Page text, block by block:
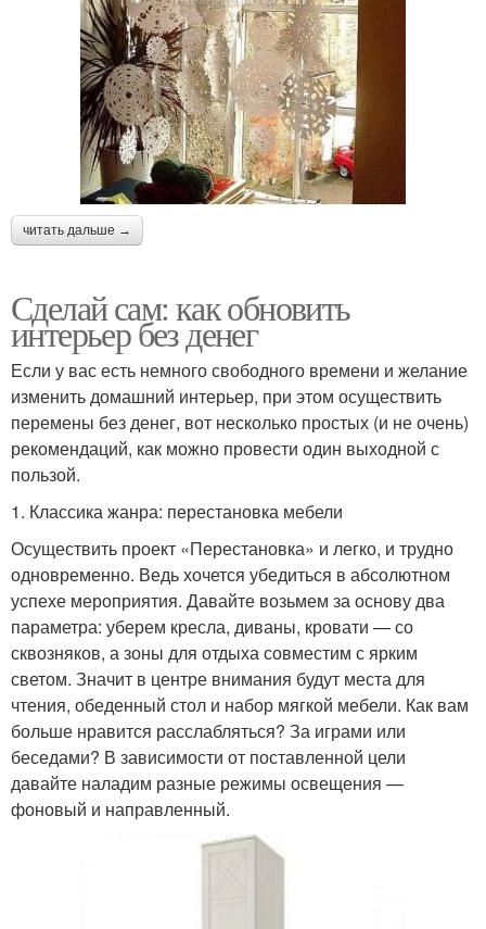
читать дальше →
Сделай сам: как обновить
интерьер без денег
Если у вас есть немного свободного времени и желание
изменить домашний интерьер, при этом осуществить
перемены без денег, вот несколько простых (и не очень)
рекомендаций, как можно провести один выходной с
пользой.
1. Классика жанра: перестановка мебели
Осуществить проект «Перестановка» и легко, и трудно
одновременно. Ведь хочется убедиться в абсолютном
успехе мероприятия. Давайте возьмем за основу два
параметра: уберем кресла, диваны, кровати — со
сквозняков, а зоны для отдыха совместим с ярким
светом. Значит в центре внимания будут места для
чтения, обеденный стол и набор мягкой мебели. Как вам
больше нравится расслабляться? За играми или
беседами? В зависимости от поставленной цели
давайте наладим разные режимы освещения —
фоновый и направленный.